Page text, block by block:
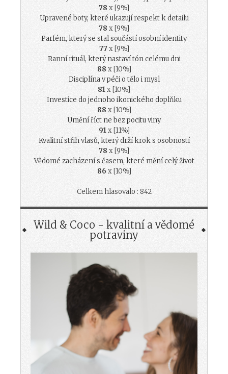
78 x [9%]
Upravené boty, které ukazují respekt k detailu
78 x [9%]
Parfém, který se stal součástí osobní identity
77x [9%]
Ranní rituál, který nastaví tón celému dni
88 x [10%]
Disciplína v péči o tělo i mysl
81x [10%]
Investice do jednoho ikonického doplňku
88 x [10%]
Umění říct ne bez pocitu viny
91x [11%]
Kvalitní střih vlasů, který drží krok s osobností
78 x [9%]
Vědomé zacházení s časem, které mění celý život
86 x [10%]
Celkem hlasovalo : 842
Wild & Coco - kvalitní a vědomé
potraviny